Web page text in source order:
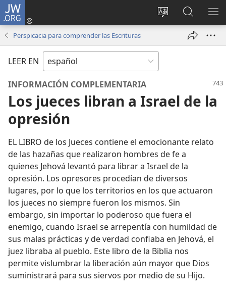
JW.ORG
Cambiar
del sitio
Iniciar
sesión
nueva
en
jw.org
Perspicacia para comprender las Escrituras
LEER EN
INFORMACIÓN COMPLEMENTARIA
Los jueces libran a Israel de la
opresión
EL LIBRO de los Jueces contiene el emocionante relato
de las hazañas que realizaron hombres de fe a
quienes Jehová levantó para librar a Israel de la
opresión. Los opresores procedían de diversos
lugares, por lo que los territorios en los que actuaron
los jueces no siempre fueron los mismos. Sin
embargo, sin importar lo poderoso que fuera el
enemigo, cuando Israel se arrepentía con humildad de
sus malas prácticas y de verdad confiaba en Jehová, el
juez libraba al pueblo. Este libro de la Biblia nos
permite vislumbrar la liberación aún mayor que Dios
suministrará para sus siervos por medio de su Hijo.